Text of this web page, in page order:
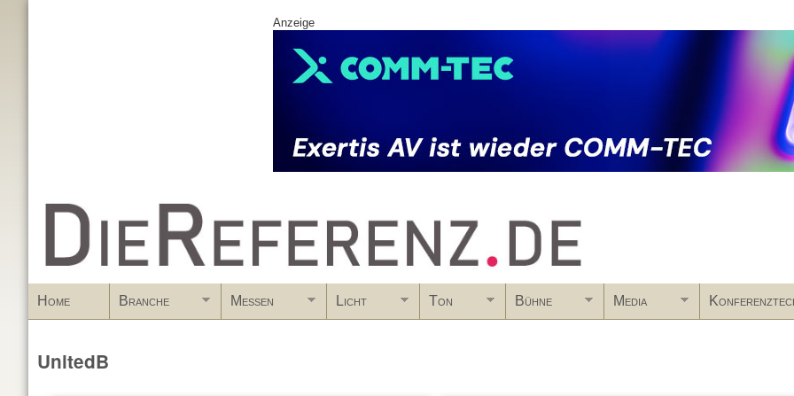
Anzeige
www.DieReferenz.de
Home Branche Messen Licht Ton Bühne Media
UnitedB